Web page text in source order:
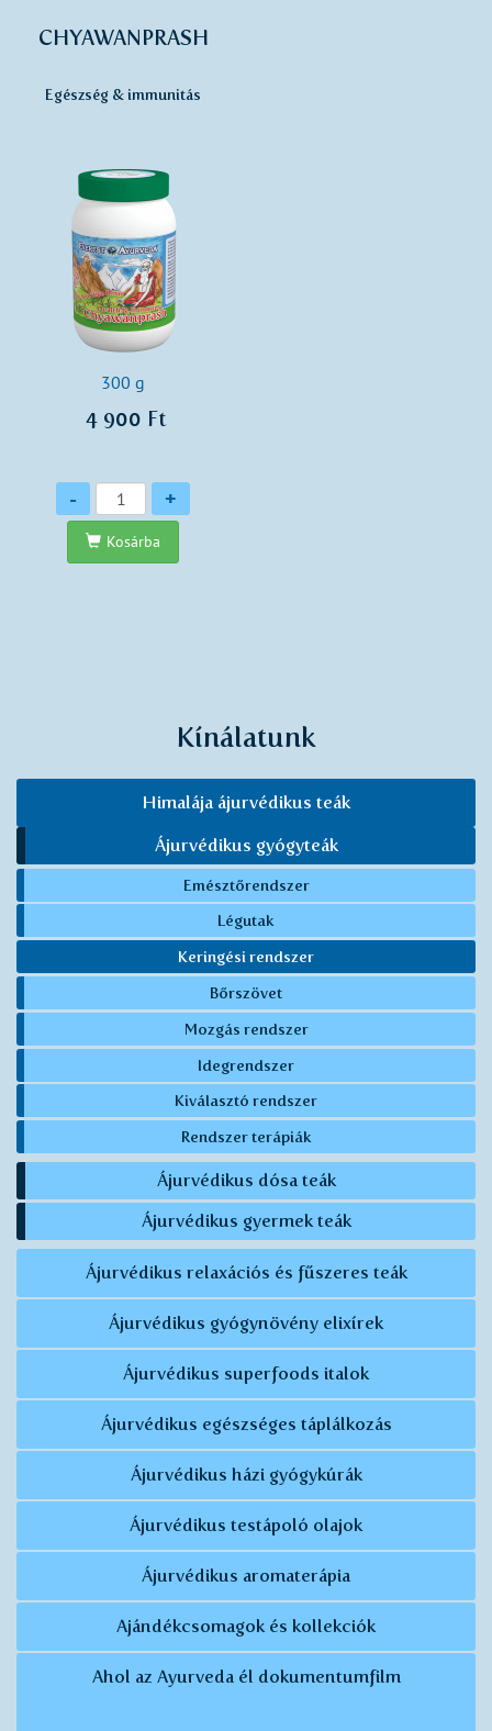
CHYAWANPRASH
Egészség & immunitás
300 g
4 900 Ft
Mennyiség
- +
Kosárba
Kínálatunk
Himalája ájurvédikus teák
Ájurvédikus gyógyteák
Emésztőrendszer
Légutak
Keringési rendszer
Bőrszövet
Mozgás rendszer
Idegrendszer
Kiválasztó rendszer
Rendszer terápiák
Ájurvédikus dósa teák
Ájurvédikus gyermek teák
Ájurvédikus relaxációs és fűszeres teák
Ájurvédikus gyógynövény elixírek
Ájurvédikus superfoods italok
Ájurvédikus egészséges táplálkozás
Ájurvédikus házi gyógykúrák
Ájurvédikus testápoló olajok
Ájurvédikus aromaterápia
Ajándékcsomagok és kollekciók
Ahol az Ayurveda él dokumentumfilm